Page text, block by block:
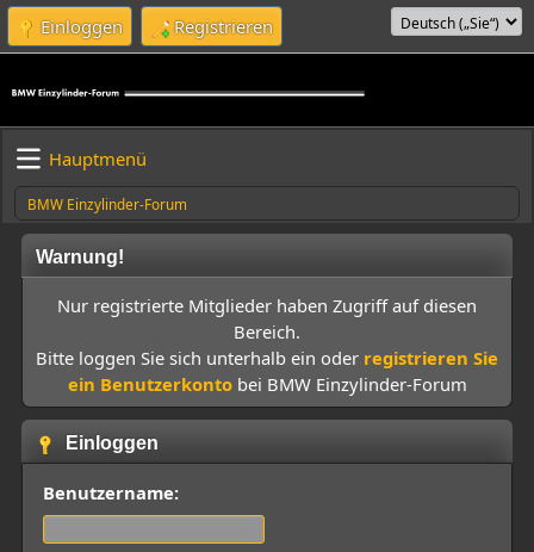
Einloggen Registrieren
Hauptmenü
BMW Einzylinder-Forum
Warnung!
Nur registrierte Mitglieder haben Zugriff auf diesen
Bereich.
Bitte loggen Sie sich unterhalb ein oder registrieren Sie
ein Benutzerkontobei BMW Einzylinder-Forum
Einloggen
Benutzername: